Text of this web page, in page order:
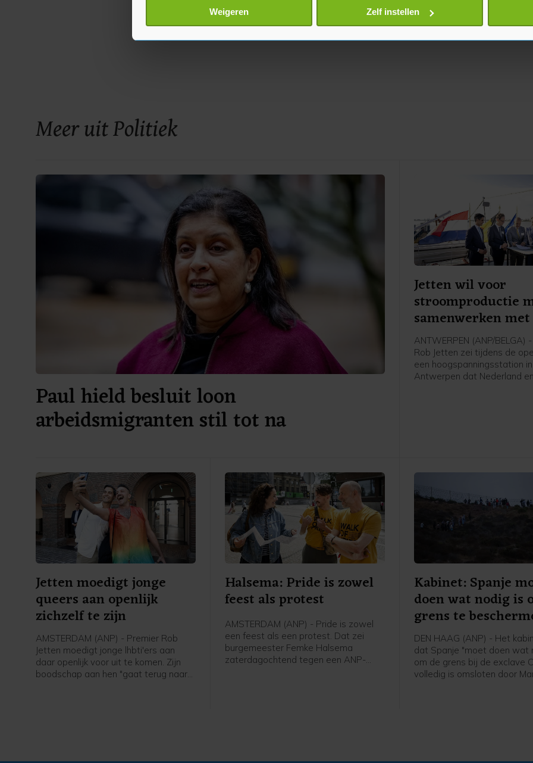
Lees meer over hoe uw persoonlijke gegevens worden verwerkt en stel uw voorkeuren in het
toestemming op elk moment wijzigen of intrekken in de Cookieverklaring.
Weigeren Zelf instellen
Meer uit Politiek
Paul hield besluit loon
arbeidsmigranten stil tot na
Jetten wil voor
stroomproductie
samenwerken
ANTWERPEN (ANP/BELGA)
Rob Jetten zei tijdens de
een hoogspanningsstation in
Antwerpen dat Nederland
Jetten moedigt jonge
queers aan openlijk
zichzelf te zijn
AMSTERDAM (ANP) - Premier Rob
Jetten moedigt jonge lhbti'ers aan
daar openlijk voor uit te komen. Zijn
boodschap aan hen "gaat terug naar
Halsema: Pride is zowel
feest als protest
AMSTERDAM (ANP) - Pride is zowel
een feest als een protest. Dat zei
burgemeester Femke Halsema
zaterdagochtend tegen een ANP-
Kabinet: Spanje
doen wat nodig is
grens te
DEN HAAG (ANP) - Het
dat Spanje "moet doen wat
om de grens bij de exclave
volledig is omsloten door